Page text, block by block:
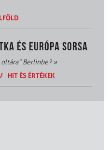
ÉS EURÓPA SORSA
Berlinbe?»
/ HIT ÉS ÉRTÉKEK